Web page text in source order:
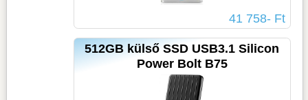
41 758- Ft
512GB külső SSD USB3.1 Silicon
Power Bolt B75